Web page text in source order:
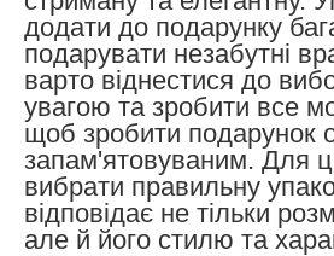
додати до подарунку
подарувати незабутні
варто віднестися до
увагою та зробити все
щоб зробити подарунок
запам'ятовуваним. Для
вибрати правильну
відповідає не тільки
але й його стилю та